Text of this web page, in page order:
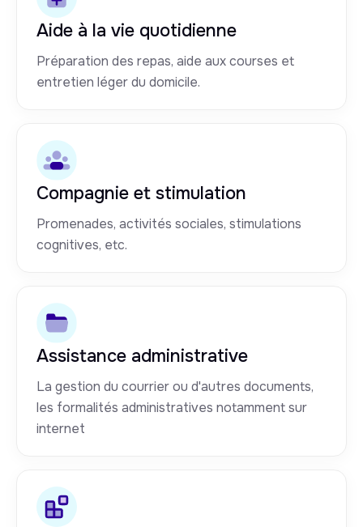
Aide à la vie quotidienne
Préparation des repas, aide aux courses et
entretien léger du domicile.
Compagnie et stimulation
Promenades, activités sociales, stimulations
cognitives, etc.
Assistance administrative
La gestion du courrier ou d'autres documents,
les formalités administratives notamment sur
internet